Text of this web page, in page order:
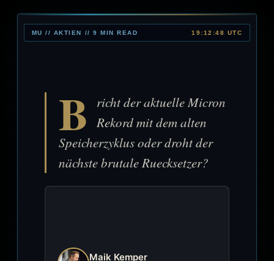
MU // AKTIEN // 9 MIN READ 19:12:48 UTC
B
richt der aktuelle Micron
Rekord mit dem alten
Speicherzyklus oder droht der
nächste brutale Ruecksetzer?
Maik Kemper